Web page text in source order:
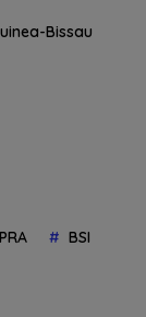
Bissau
BSI